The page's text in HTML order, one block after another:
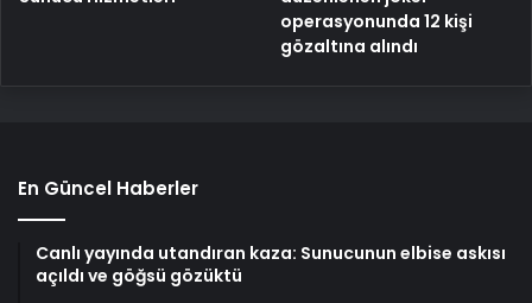
operasyonunda 12 kişi
gözaltına alındı
En Güncel Haberler
Canlı yayında utandıran kaza: Sunucunun elbise askısı
açıldı ve göğsü gözüktü